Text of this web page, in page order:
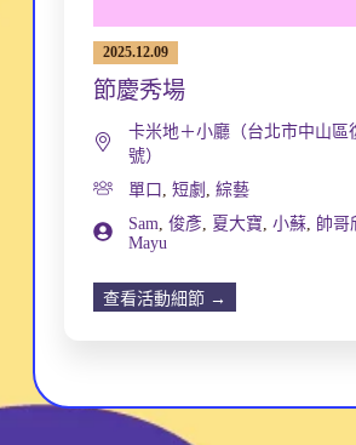
2025.12.09
節慶秀場
卡米地＋小廳（台北市中山區
號）
單口 短劇
綜藝
Sam 俊彥 夏大寶 小蘇, 帥哥
Mayu
查看活動細節 →